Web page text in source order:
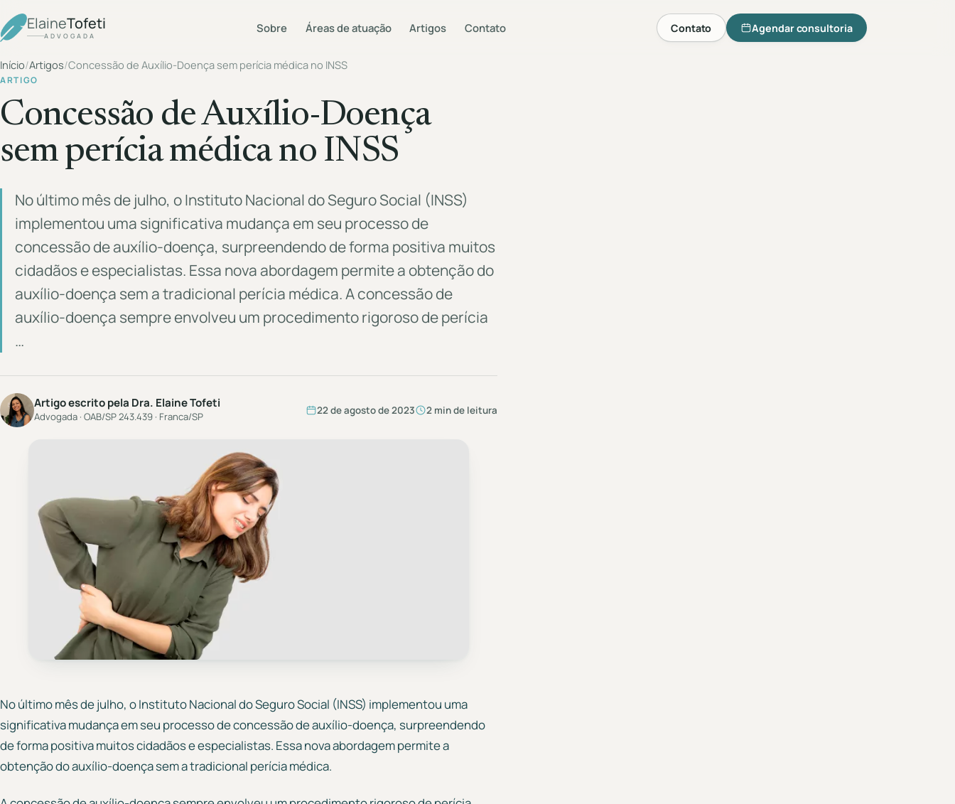
ElaineTofeti
ADVOGADA
Sobre Áreas de atuação Artigos Contato Contato Agendar consultoria
Início/Artigos/Concessão de Auxílio-Doença sem perícia médica no INSS
ARTIGO
Concessão de Auxílio-Doença
sem perícia médica no INSS
No último mês de julho, o Instituto Nacional do Seguro Social (INSS)
implementou uma significativa mudança em seu processo de
concessão de auxílio-doença, surpreendendo de forma positiva muitos
cidadãos e especialistas. Essa nova abordagem permite a obtenção do
auxílio-doença sem a tradicional perícia médica. A concessão de
auxílio-doença sempre envolveu um procedimento rigoroso de perícia
…
Artigo escrito pela Dra. Elaine Tofeti
Advogada · OAB/SP 243.439 · Franca/SP 22 de agosto de 2023 2 min de leitura
No último mês de julho, o Instituto Nacional do Seguro Social (INSS) implementou uma
significativa mudança em seu processo de concessão de auxílio-doença, surpreendendo
de forma positiva muitos cidadãos e especialistas. Essa nova abordagem permite a
obtenção do auxílio-doença sem a tradicional perícia médica.